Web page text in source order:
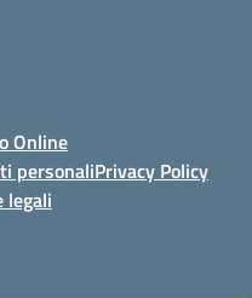
Online
personaliPrivacy Policy
legali